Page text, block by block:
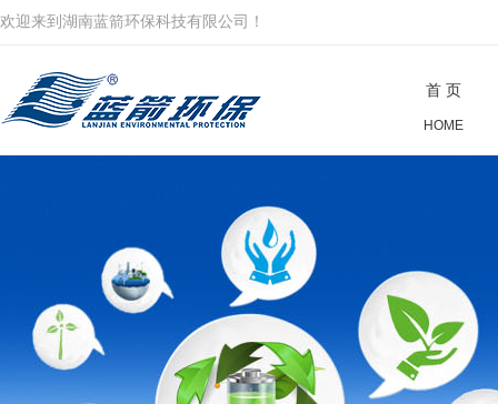
欢迎来到湖南蓝箭环保科技有限公司！
首 页
HOME